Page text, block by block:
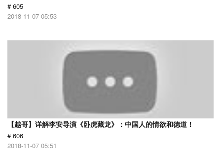
# 605
2018-11-07 05:53
【越哥】详解李安导演《卧虎藏龙》：中国人的情欲和德道！
# 606
2018-11-07 05:51